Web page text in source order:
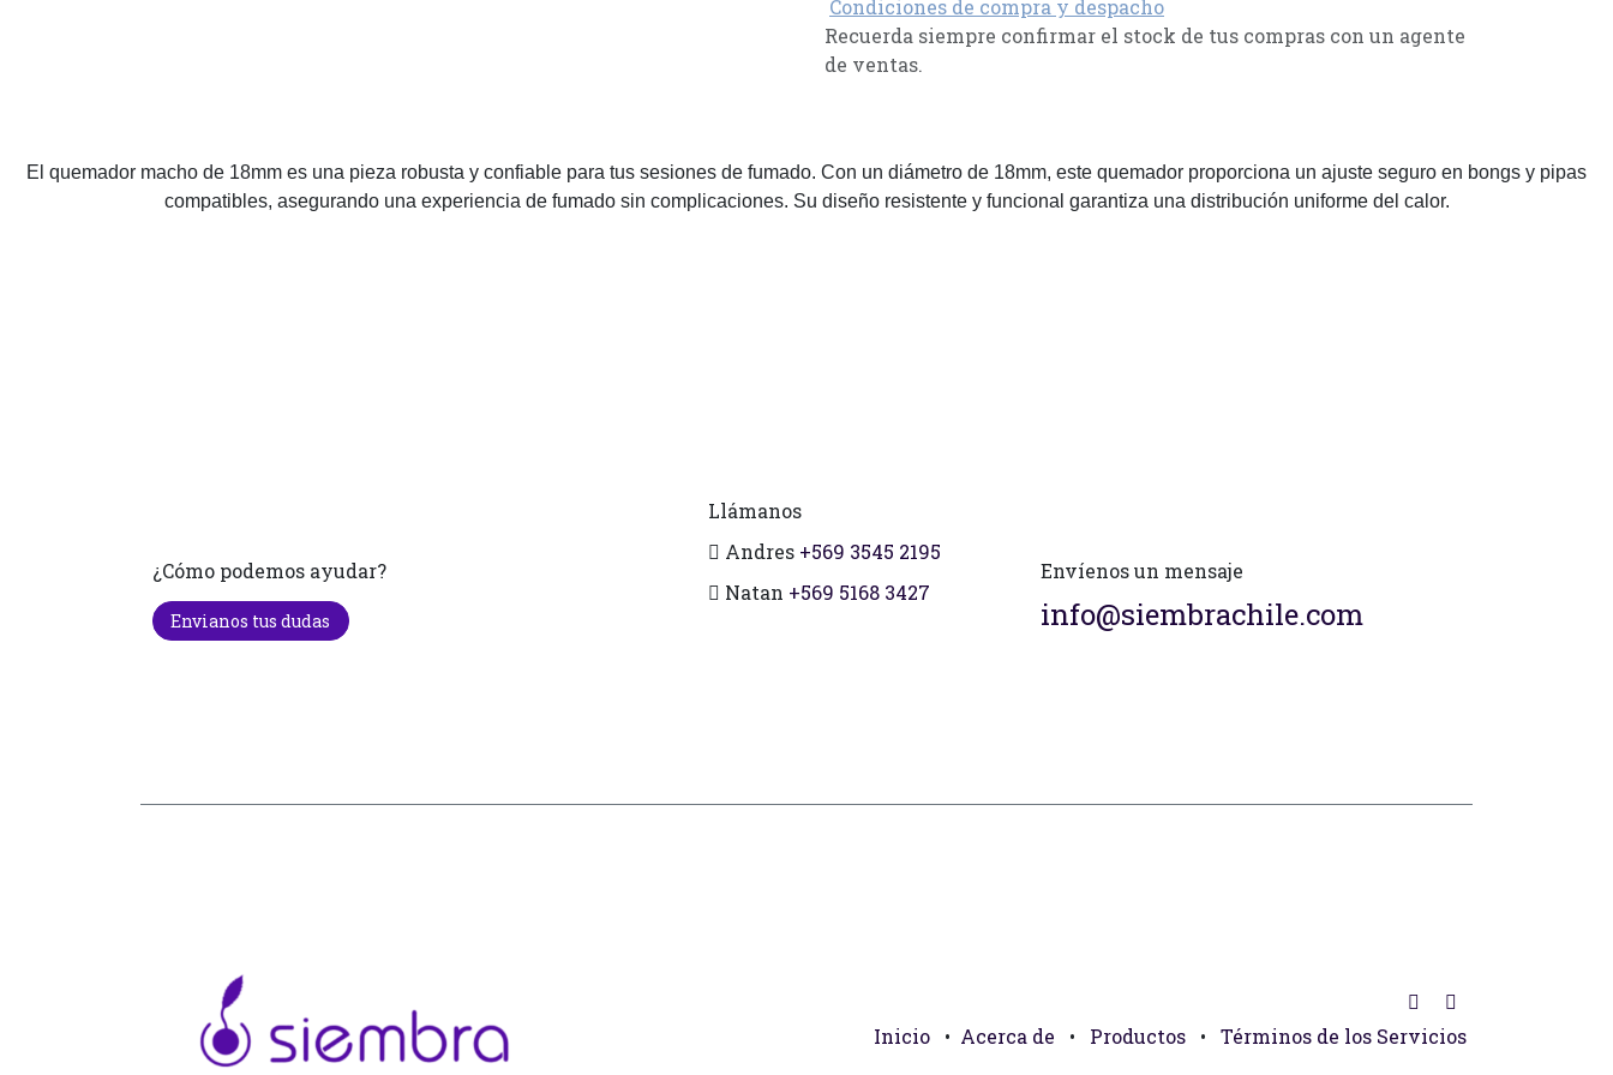
Condiciones de compra y despacho
Recuerda siempre confirmar el stock de tus compras con un agente
de ventas.
El quemador macho de 18mm es una pieza robusta y confiable para tus sesiones de fumado. Con un diámetro de 18mm, este quemador proporciona un ajuste seguro en bongs y pipas
compatibles, asegurando una experiencia de fumado sin complicaciones. Su diseño resistente y funcional garantiza una distribución uniforme del calor.
¿Cómo podemos ayudar?
Envianos tus dudas
Llámanos
Andres +569 3545 2195
Natan +569 5168 3427
Envíenos un mensaje
info@siembrachile.com
Inicio • Acerca de • Productos • Términos de los Servicios